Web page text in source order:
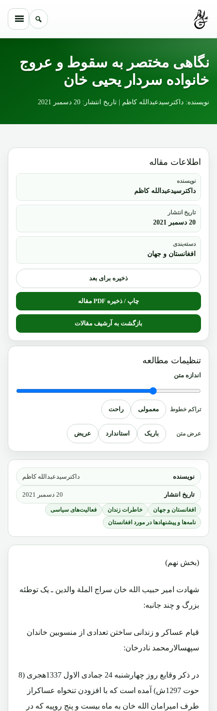
نگاهی مختصر به سقوط و عروج
خانواده سردار یحیی خان
نویسنده: داکترسیدعبدالله کاظم | تاریخ انتشار: 20 دسمبر 2021
نویسنده داکترسیدعبدالله کاظم
تاریخ انتشار 20 دسمبر 2021
افغانستان و جهان خاطرات زندان
فعالیت‌های سیاسی
نامه‌ها و پیشنهادها در مورد افغانستان
(بخش نهم)
شهادت امیر حبیب الله خان سراج الملة والدین ـ یک توطئه
بزرگ و چند جانبه:
قیام عساکر و زندانی ساختن تعدادی از منسوبین خاندان
سپهسالارمحمد نادرخان:
در ذکر وقایع روز چهارشنبه 24 جمادی الاول 1337هجری (8
حوت 1297ش) آمده است که با افزودن تنخواه عساکراز
طرف امیرامان الله خان به ماه بیست و پنج روپیه که در
اطلاعات مقاله
نویسنده
داکترسیدعبدالله کاظم
تاریخ انتشار
20 دسمبر 2021
دسته‌بندی
افغانستان و جهان
ذخیره برای بعد
چاپ / ذخیره PDF مقاله
بازگشت به آرشیف مقالات
تنظیمات مطالعه
اندازه متن
تراکم خطوط معمولی راحت
عرض متن باریک استاندارد عریض